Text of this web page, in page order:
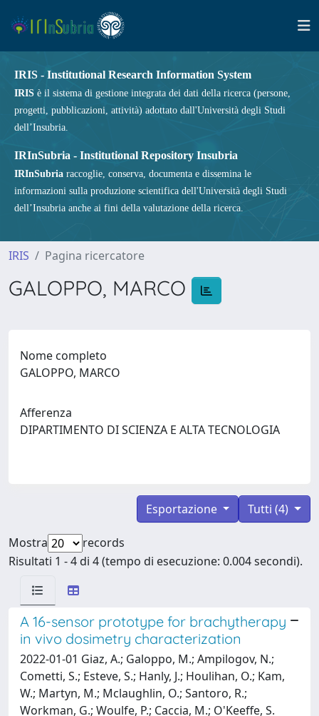
IRIS - Institutional Research Information System
IRIS è il sistema di gestione integrata dei dati della ricerca (persone,
progetti, pubblicazioni, attività) adottato dall'Università degli Studi
dell’Insubria.
IRInSubria - Institutional Repository Insubria
IRInSubria raccoglie, conserva, documenta e dissemina le
informazioni sulla produzione scientifica dell'Università degli Studi
dell’Insubria anche ai fini della valutazione della ricerca.
IRIS Pagina ricercatore
GALOPPO, MARCO
Nome completo
GALOPPO, MARCO
Afferenza
DIPARTIMENTO DI SCIENZA E ALTA TECNOLOGIA
Tutti (4)
Esportazione
Mostra
records
Risultati 1 - 4 di 4 (tempo di esecuzione: 0.004 secondi).
A 16-sensor prototype for brachytherapy
in vivo dosimetry characterization
2022-01-01 Giaz, A.; Galoppo, M.; Ampilogov, N.;
Cometti, S.; Esteve, S.; Hanly, J.; Houlihan, O.; Kam,
W.; Martyn, M.; Mclaughlin, O.; Santoro, R.;
Workman, G.; Woulfe, P.; Caccia, M.; O'Keeffe, S.